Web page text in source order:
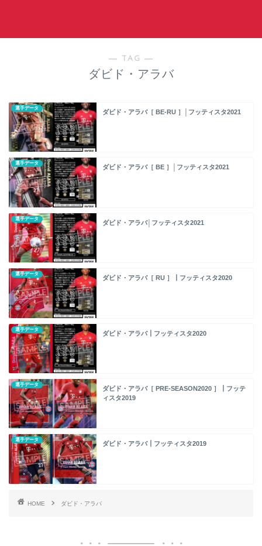
― TAG ―
ダビド・アラバ
選手データ
ダビド・アラバ［ BE-RU ］│フッティスタ2021
選手データ
ダビド・アラバ［ BE ］│フッティスタ2021
選手データ
ダビド・アラバ│フッティスタ2021
選手データ
ダビド・アラバ［ RU ］┃フッティスタ2020
選手データ
ダビド・アラバ┃フッティスタ2020
選手データ
ダビド・アラバ［ PRE-SEASON2020 ］┃フッテ
ィスタ2019
選手データ
ダビド・アラバ┃フッティスタ2019
HOME ダビド・アラバ